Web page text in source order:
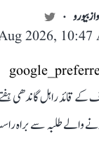
بیورو
2026,
قائد راہل گاندھی
والے طلبہ سے براہ